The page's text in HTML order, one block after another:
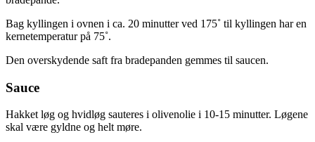
Bag kyllingen i ovnen i ca. 20 minutter ved 175˚ til kyllingen har en
kernetemperatur på 75˚.
Den overskydende saft fra bradepanden gemmes til saucen.
Sauce
Hakket løg og hvidløg sauteres i olivenolie i 10-15 minutter. Løgene
skal være gyldne og helt møre.